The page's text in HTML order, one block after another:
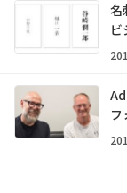
名
ビ